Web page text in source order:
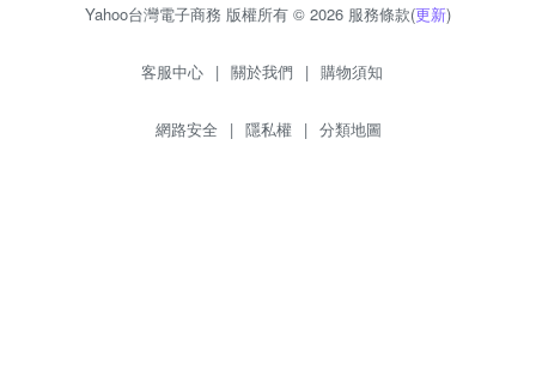
Yahoo台灣電子商務 版權所有 © 2026 服務條款(更新)
客服中心 | 關於我們 | 購物須知
網路安全 | 隱私權 | 分類地圖